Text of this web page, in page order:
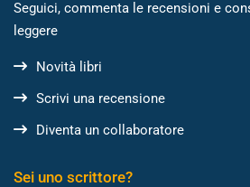
Seguici, commenta le recensioni e
leggere
Novità libri
Scrivi una recensione
Diventa un collaboratore
Sei uno scrittore?